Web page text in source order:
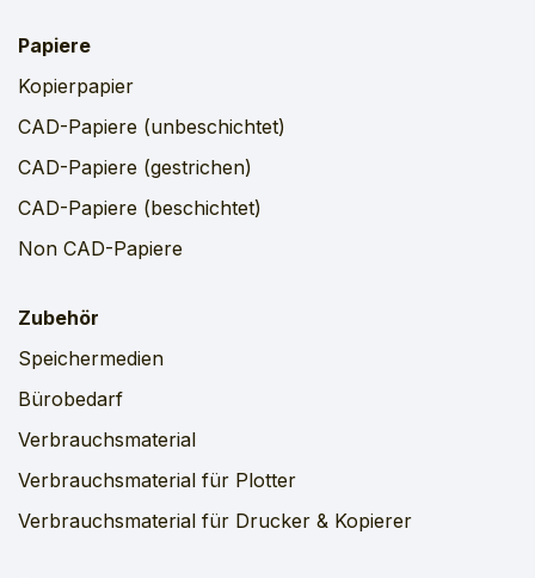
Papiere
Kopierpapier
CAD-Papiere (unbeschichtet)
CAD-Papiere (gestrichen)
CAD-Papiere (beschichtet)
Non CAD-Papiere
Zubehör
Speichermedien
Bürobedarf
Verbrauchsmaterial
Verbrauchsmaterial für Plotter
Verbrauchsmaterial für Drucker & Kopierer